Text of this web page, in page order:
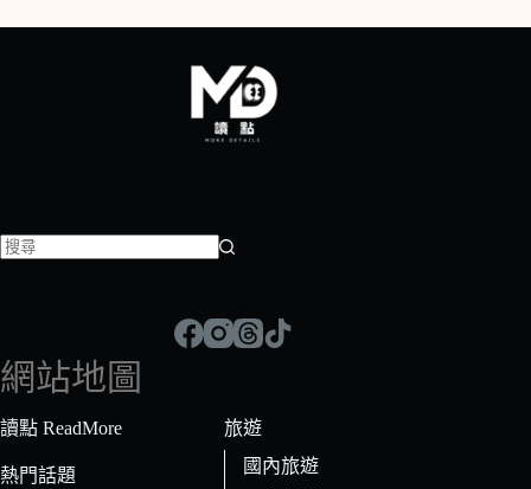
符
合
條
的
網站地圖
讀點 ReadMore
熱門話題
旅遊
國內旅遊